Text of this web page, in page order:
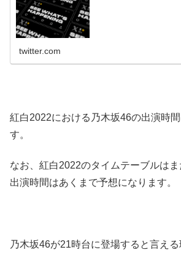
twitter.com
紅白2022における乃木坂46の出演時間
す。
なお、紅白2022のタイムテーブルはま
出演時間はあくまで予想になります。
乃木坂46が21時台に登場すると言え